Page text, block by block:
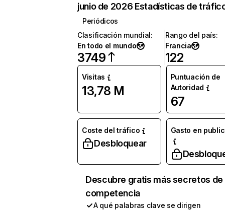
junio de 2026 Estadísticas de
Periódicos
Clasificación mundial:
En todo el mundo
3749
Rango del país:
Francia
122
Visitas
13,78 M
Puntuación de
Autoridad
67
Coste del tráfico
Desbloquear
Gasto en
Descubre gratis más secretos de
competencia
A qué palabras clave se dirigen